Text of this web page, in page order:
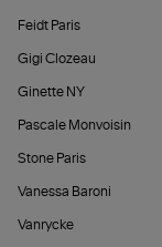
Feidt Paris
Gigi Clozeau
Ginette NY
Pascale Monvoisin
Stone Paris
Vanessa Baroni
Vanrycke